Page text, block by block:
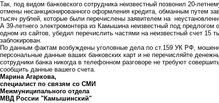
Так, под видом банковского сотрудника неизвестный позвонил 20-
отмены несанкционированного оформления кредита, обманным путем
тысяч рублей, которые были перечислены заявителем на
А 39-летнего электромонтера из Камышина неизвестный под
одном из сайтов, убедил перечислить частями на неизвестный счет 15
заблокирован.
По данным фактам возбуждены уголовные дела по ст.159 УК РФ,
персональные данные ваших банковских карт и не перечисляйте
сотрудники банка никогда в телефонном разговоре не требуют
сообщить данные вашего счета.
Марина Агаркова,
специалист по связям со СМИ
Межмуниципального отдела
МВД России "Камышинский"